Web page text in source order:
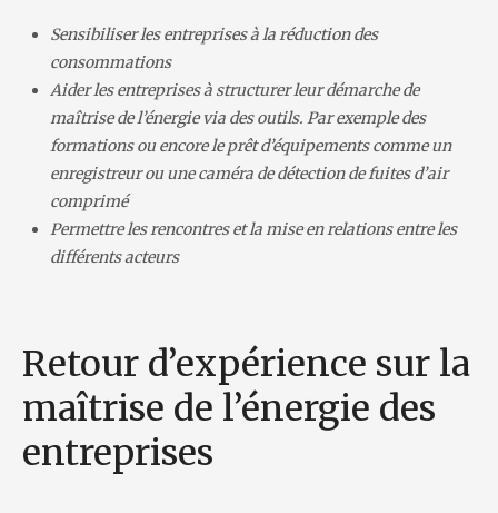
Sensibiliser les entreprises à la réduction des
consommations
Aider les entreprises à structurer leur démarche de
maîtrise de l’énergie via des outils. Par exemple des
formations ou encore le prêt d’équipements comme un
enregistreur ou une caméra de détection de fuites d’air
comprimé
Permettre les rencontres et la mise en relations entre les
différents acteurs
Retour d’expérience sur la
maîtrise de l’énergie des
entreprises